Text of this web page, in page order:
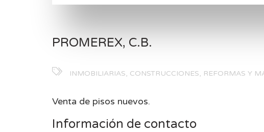
PROMEREX, C.B.
INMOBILIARIAS, CONSTRUCCIONES, REFORMAS Y
Venta de pisos nuevos.
Información de contacto